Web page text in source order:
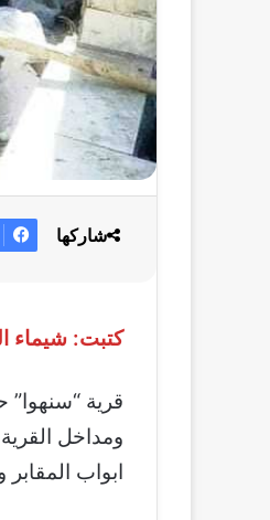
كتبت: شيماء
قرية “سنهوا”
ومداخل
ابواب
شاركها